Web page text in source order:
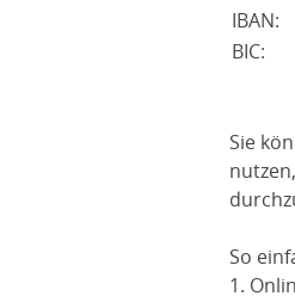
IBAN:
BIC:
Sie
So
1.